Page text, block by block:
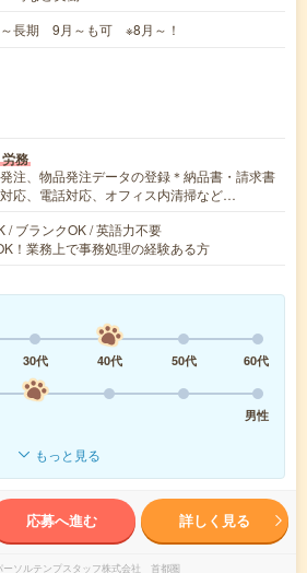
～長期 9月～も可 ※8月～！
務
注、物品発注データの登録＊納品書・請求書
応、電話対応、オフィス内清掃など…
/ ブランクOK / 英語力不要
！業務上で事務処理の経験ある方
30代 40代 50代
60代
男性
もっと見る
応募へ進む 詳しく見る
ーソルテンプスタッフ株式会社 首都圏